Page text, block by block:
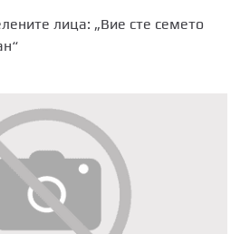
лица: „Вие сте семето